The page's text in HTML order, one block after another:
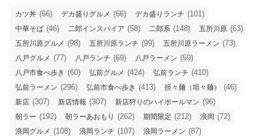
カツ丼 (66) デカ盛りグルメ (66) デカ盛りランチ (101)
中華そば (46) 二郎インスパイア (58) 二郎系 (148) 五所川原 (63)
五所川原グルメ (98) 五所川原ランチ (99) 五所川原ラーメン (73)
八戸グルメ (77) 八戸ランチ (69) 八戸ラーメン (59)
八戸市食べ歩き (60) 弘前グルメ (424) 弘前ランチ (410)
弘前ラーメン (296) 弘前市食べ歩き (413) 担々麺（坦々麺） (46)
新店 (307) 新店情報 (307) 新店狩りのハイボールマン (96)
朝ラー (192) 朝ラーあおもり (262) 期間限定 (212) 浪岡 (72)
浪岡グルメ (108) 浪岡ランチ (107) 浪岡ラーメン (87)